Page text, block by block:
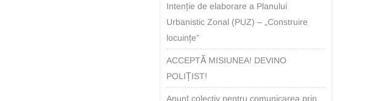
Intenție de elaborare a Planului
Urbanistic Zonal (PUZ) – „Construire
locuințe”
ACCEPTĂ MISIUNEA! DEVINO
POLIȚIST!
Anunț colectiv pentru comunicarea prin